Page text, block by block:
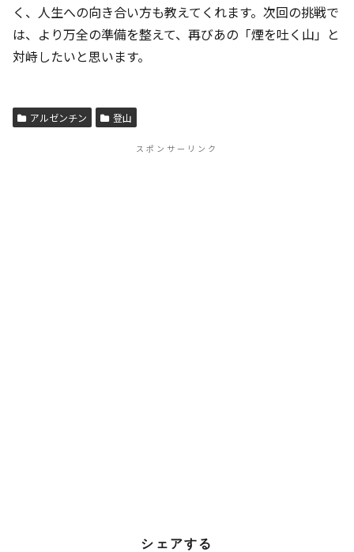
く、人生への向き合い方も教えてくれます。次回の挑戦で
は、より万全の準備を整えて、再びあの「煙を吐く山」と
対峙したいと思います。
アルゼンチン 登山
スポンサーリンク
シェアする